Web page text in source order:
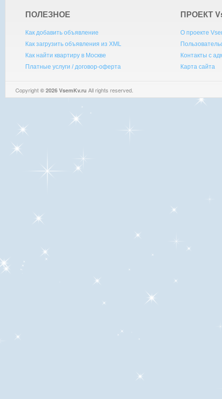
ПОЛЕЗНОЕ
Как добавить объявление
Как загрузить объявления из XML
Как найти квартиру в Москве
Платные услуги / договор-оферта
ПРОЕКТ V
О проекте
Контакты с
Карта сайта
Copyright © 2026 VsemKv.ru All rights reserved.